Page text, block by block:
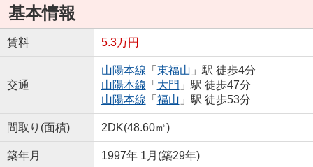
基本情報
賃料 5.3万円
交通
山陽本線 「 東福山 」駅 徒歩4分
山陽本線 「 大門 」駅 徒歩47分
山陽本線 「 福山 」駅 徒歩53分
間取り(面積) 2DK(48.60㎡)
築年月 1997年 1月(築29年)